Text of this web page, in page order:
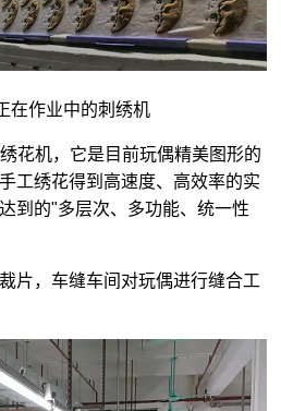
在作业中的刺绣机
花机，它是目前玩偶精美图形的
工绣花得到高速度、高效率的实
到的"多层次、多功能、统一性
片，车缝车间对玩偶进行缝合工